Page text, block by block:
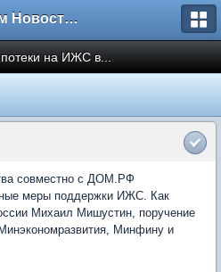
Форум Новостройки
на ИЖС в...
совместно с ДОМ.РФ
меры поддержки ИЖС. Как
Михаил Мишустин, поручение
Минфину и